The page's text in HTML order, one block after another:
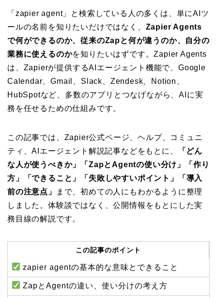
「zapier agent」と検索している人の多くは、単にAIツ
ールの名前を知りたいだけではなく、 Zapier Agents
で何ができるのか、従来のZapと何が違うのか、自分の
業務に使えるのかを知りたいはずです。Zapier Agents
は、Zapierが提供するAIエージェント機能で、Google
Calendar、Gmail、Slack、Zendesk、Notion、
HubSpotなど、多数のアプリとつなげながら、AIに実
務を任せるための仕組みです。
この記事では、Zapier公式ページ、ヘルプ、コミュニ
ティ、AIエージェント解説記事などをもとに、
「どん
な人が使うべきか」「ZapとAgentの使い分け」「作り
方」「できること」「失敗しやすいポイント」「導入
前の注意点」
まで、初めての人にもわかるように整理
しました。体験談ではなく、公開情報をもとにした実
務目線の解説です。
この記事のポイント
zapier agentの基本的な意味とできること
ZapとAgentの違い、使い分けの考え方